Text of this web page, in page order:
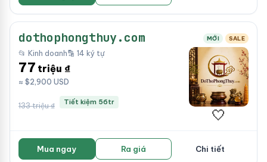
dothophongthuy.com MỚI SALE
📂 Kinh doanh🔡 14 ký tự
77 triệu ₫
≈ $2,900 USD
133 triệu ₫ Tiết kiệm 56tr
🤍
Mua ngay Ra giá Chi tiết